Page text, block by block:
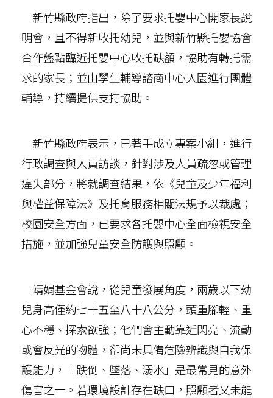
新竹縣政府指出，除了要求托嬰中心開家長說
明會，且不得新收托幼兒，並與新竹縣托嬰協會
合作盤點臨近托嬰中心收托缺額，協助有轉托需
求的家長；並由學生輔導諮商中心入園進行團體
輔導，持續提供支持協助。
新竹縣政府表示，已著手成立專案小組，進行
行政調查與人員訪談，針對涉及人員疏忽或管理
違失部分，將就調查結果，依《兒童及少年福利
與權益保障法》及托育服務相關法規予以裁處；
校園安全方面，已要求各托嬰中心全面檢視安全
措施，並加強兒童安全防護與照顧。
靖娟基金會說，從兒童發展角度，兩歲以下幼
兒身高僅約七十五至八十八公分，頭重腳輕、重
心不穩、探索欲強；他們會主動靠近閃亮、流動
或會反光的物體，卻尚未具備危險辨識與自我保
護能力，「跌倒、墜落、溺水」是最常見的意外
傷害之一。若環境設計存在缺口，照顧者又未能